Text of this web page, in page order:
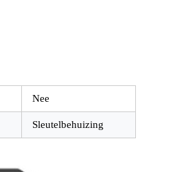
Nee
Sleutelbehuizing